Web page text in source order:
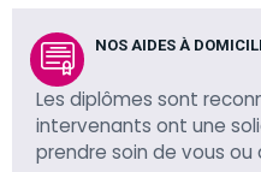
NOS AIDES À
Les diplômes sont
intervenants ont une
prendre soin de vous ou